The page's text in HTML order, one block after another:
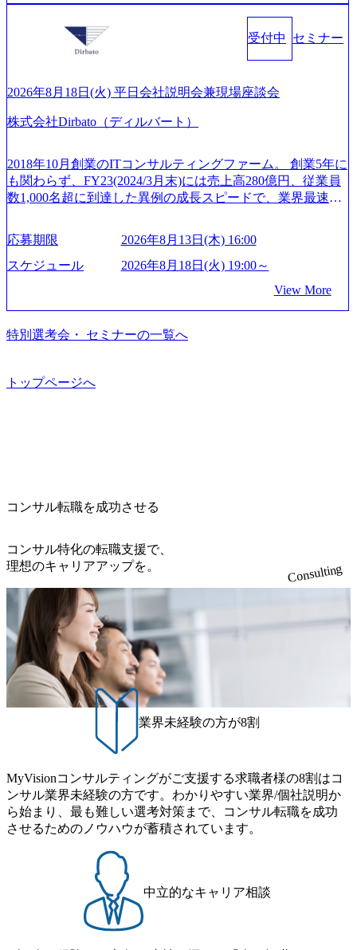
界においてはDX戦略立案、NFT等の新規事業立案を得意と
する。 - 藏満 一馬氏：アクセンチュア出身。金融業界を中
心に、DX戦略策定、新規事業立案、組織変革、規制対応等
の幅広いプロジェクトを主導する。 - 天野 善仁氏：19卒Pw
ページ (https://www.xspear.co.jp/career/interviews/) 戦略だけの
から”のコンサルの在り方 (https://www.businessinsider.jp/articl
を取得 (https://www.agara.co.jp/article/382811) シンプレクスと
Xspear Consultingが、東京都港区の行政手続き100%デジタル
化を支援 (https://www.afpbb.com/articles/-/3520247) 【未経験
流工程、先端技術を学べる環境 【コンサルファーム経験
者】 ・専門領域に軸足を置きながら、他領域にもチャレン
ジできる環境 ・タイトルアップでのオファー ・現職ファー
ムより高いオファー年収 ・実力主義でプロモーションでき
る（ダブルスキップもあり） ・週に1度のアサインｍｔｇで
こまめに社員のキャリアについて検討してもらえる。結
果、なりたいキャリアを反映できるｐｊにアサインしても
るため、エンジニアの視点からも協業しクライアントへ価
keto_kajita/)） 多様なメンバー、多様なプロジェクトによる
も関わらず、外資系戦略コンサルティングファームや総合
系コンサルティングファームをはじめ、メーカー、ITベン
チャー、外資系金融機関など多彩な出自で構成されてお
り、常に刺激を受けながらプロジェクトワークが可能 総合
コンサルティングファームの名の通り、全方位のクライア
ントに対して様々なプロジェクトが存在しており、手を上
げれば常に新しいテーマのチャレンジ機会を提供している
（ワンプール制） そのため、全体の離職率10％以下、未経
験3年未満の離職率は0％と驚異の定着率を誇る 大手ファー
ムと同水準以上の報酬制度であり、ファーム経験者の場合
は、転職時報酬アップが基本 強く「個人」の成⾧を重視す
るカルチャーであり、昇進に枠もなく、今ならReadyになれ
ば上がれる環境となっている 安定した経営環境の下、コン
できる 豊富な経験を持つコンサル経験者の場合は、自らチ
ームを立ち上げることが可能 裁量をもった営業活動、デリ
バリー活動ができる(スタートアップとの協業、新規ソリュ
ーションの開発 など) シンプレクスの顧客基盤、エンジニ
できる 2026年8月21日(金) 19:30〜21:30 (19:20開場) 2026年8
月12日(水) 16:00 ※参加状況によっては抽選とさせていただ
く可能性がございます。 このたび、ファーム経験者の方を
対象にした懇親会形式の採用イベント「サロンイベント」
を開催いたします。 カジュアルな場で現場社員と直接交流
できる機会ですので、ぜひご参加ください。 当日はXspear
休暇は年間24日（4月1日入社の場合）で、入社日に付与さ
れます。 年次有給休暇の残日数は、翌年度に繰り越すこと
ができます。 慶弔休暇は、事由により取得可能日数は異な
ュ休暇は、規程で定める勤続年数ごとに、連続5日のリフレ
ッシュ休暇を取得できます。 【育児や子の看護、介護など
の制度】 育児休暇： 対象：小学校1年修了時の3月31日まで
日2時間15分まで、始業・終業時刻の繰り上げ・繰り下げが
可能 子の看護休暇： 子1人につき5日まで取得でき、1時間
単位で取得することも可能 家族看護休暇： 5日まで取得で
度など】 独身寮：富山事業所の近くに、白風寮と青風寮の2
つの寮があり、以下の入居基準を満たす方が入居可能で
す。 ＜入居基準＞ ・満33歳までの独身者 ・自宅から勤務地
までの通勤総時間が2時間を超えること 住宅手当： 本社の
なるため、入居基準を満たす女性には住宅手当を支給しま
による引っ越し費用は、会社が負担します。 2026年8月18日
※顔出しは不要です。ご質問頂く際のみ、顔出ししていた
ず幅広い案件に携わりながら自己成長とキャリアの挑戦が
可能 M&Aセンター出身者3名がメインメンバーであり、経
験豊富なアドバイザーと共に働くことで、M&Aや財務アド
バイザリーなどの専門知識を獲得し、キャリアを発展させ
となり、平均3000万～4000万の年収となる 内訳としては個
成活躍させるためのナレッジシェアおよび丁寧なOJTを欠か
19:30～ 所要時間 : 約1時間 2026年8月13日(木) 16:00 ＼応募
意思不問・業界未経験歓迎！／ M&A承継機構のビジョンや
業務内容、実際の働き方について詳しくお伝えするオンラ
イン説明会を開催いたします。 M&A業界に興味があり、ま
業界の情報を集めたい 働くイメージを具体的に知りたい M
&A業界にご興味がある方、転職を少しでもお考えの方はも
ちろん、情報収集をしたい方でも歓迎です。お気軽にご参
加ください。 当日は、質疑応答のお時間もご用意しており
ます。 是非、説明会にてお話できることを楽しみにしてお
ります。 説明会後にアンケート回答をお願いいたします。
オンライン(Google meets)
受付中 セミナー
2026年8月18日(火) 平日会社説明会兼現場座談会
株式会社Dirbato（ディルバート）
2018年10月創業のITコンサルティングファーム。 創業5年に
も関わらず、FY23(2024/3月末)には売上高280億円、従業員
数1,000名超に到達した異例の成長スピードで、業界最速と
成⻑を遂げている。 現在コンサルティングファームでは外
資も含めて売上高TOP10にランクインしている。 主力事業
はITコンサルティング。幅広い業界の大企業を中心に、IT
支援している。 他方、インキュベーション事業を手掛けて
いるのも同社の特徴であり、 自社で新規事業開発も手掛け
つつ、複数社への出資～ハンズオン支援も行っている。 (参
ングファームや、Slerなどから優秀層が多数ジョイン。 http
ている。 <u>ワンプール制</u>を取っており、業界の枠に縛
り、<u>営業活動に工数を割かれることなくデリバリーに注
力可能</u> 従業員満足度を非常に重視しており、意にそぐ
わないプロジェクトにアサインされてしまった場合、半強
制的に別のプロジェクトに異動することが可能。その結
果、<u>退職率も10%程度</u>(他社平均は2～30%程度) 残業
時間は<u>平均30時間程度。</u>バリューが出ていないから
残業代をつけさせないといったことはしない DE&Iにおいて
は女性活用や外国人/高齢者/障碍者などさまざまなバックグ
ラウンドを持つメンバーの働く環境を整えている SDGsの推
進にも積極的で、プロボノ支援等を行っている 部活動も活
発で、多くのクラブが立ち上がっており、さまざまな役
職・所属・組織を超えて社員間のネットワーク形成・交流
の場となっている <u>教育・研修プログラムが非常に充実</
番組があり、新卒紹介、会社の七不思議紹介等、規模が大
きくなっていく中で社員同士のつながりを広げる取り組み
もしている 今後の成長戦略として海外展開を見据えてい
る。足元のグローバル案件割合は10%程度だが、英語が得
ンスも大きい。 代表インタビュー https://note.com/dirbato/n/n0
a040c36b128 Forbes JAPAN BrandVoice Studio 「使命はテクノ
ロジーで企業の可能性を引き出すこと。日本に求められるI
Tコンサルタントという伴走者」 https://forbesjapan.com/article
s/detail/67452 Forbes JAPAN BrandVoice Studio 「コンサル業
界におけるIT人材価値再興。Dirbatoの最前線パートナーが
応募期限
2026年8月13日(木) 16:00
スケジュール
2026年8月18日(火) 19:00～
View More
特別選考会・ セミナーの一覧へ
トップページへ
コンサル転職を成功させる
コンサル特化の転職支援で、
理想のキャリアアップを。
Consulting
業界未経験の方が8割
MyVisionコンサルティングがご支援する求職者様の8割はコ
ンサル業界未経験の方です。わかりやすい業界/個社説明か
ら始まり、最も難しい選考対策まで、コンサル転職を成功
させるためのノウハウが蓄積されています。
中立的なキャリア相談